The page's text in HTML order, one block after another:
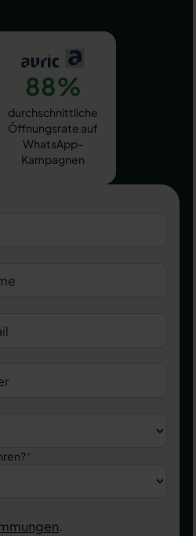
88%
durchschnittliche
Öffnungsrate auf
WhatsApp-
Kampagnen
*
.